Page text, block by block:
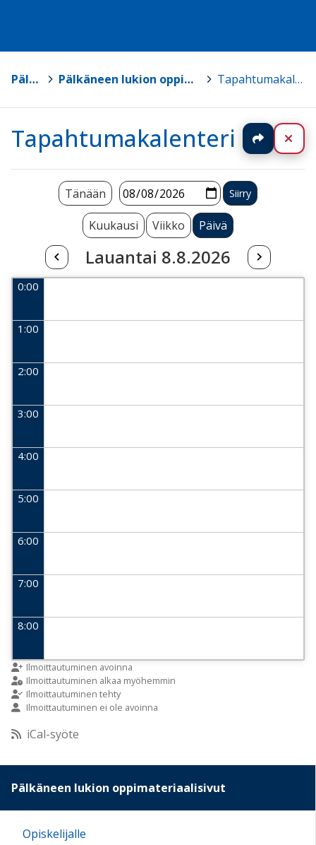
Pälkäne Pälkäneen lukion oppimateriaalisivut > Tapahtumakalenteri
Tapahtumakalenteri Jaa
Kuukausi Viikko Päivä
Lauantai 8.8.2026
Tänään
0:00
1:00
2:00
3:00
4:00
5:00
6:00
7:00
8:00
9:00
10:00
12:00
13:00
Ilmoittautuminen avoinna
Ilmoittautuminen alkaa myöhemmin
Ilmoittautuminen tehty
Ilmoittautuminen ei ole avoinna
iCal-syöte
Pälkäneen lukion oppimateriaalisivut
Opiskelijalle